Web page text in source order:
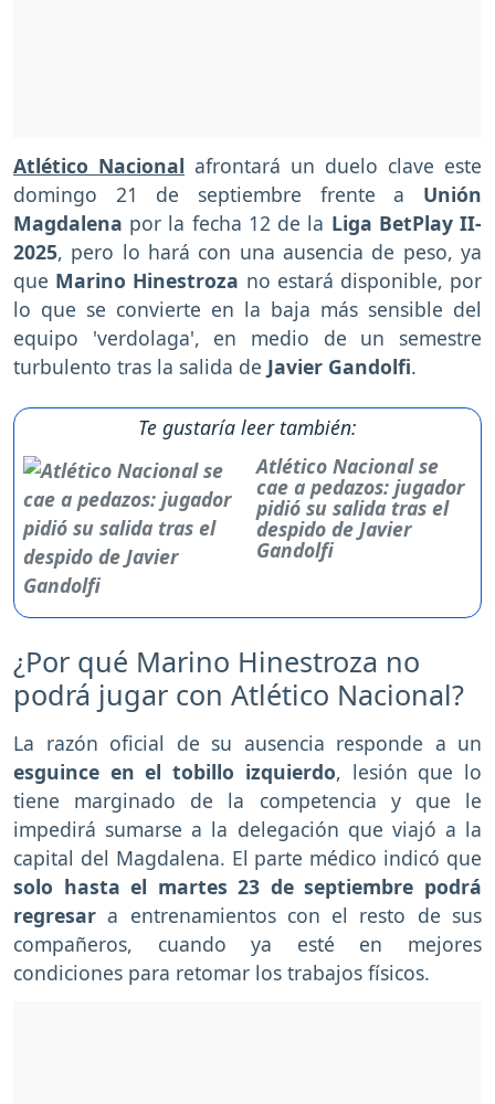
Atlético Nacional afrontará un duelo clave este
domingo 21 de septiembre frente a Unión
Magdalena por la fecha 12 de la Liga BetPlay II-
2025, pero lo hará con una ausencia de peso, ya
que Marino Hinestroza no estará disponible, por
lo que se convierte en la baja más sensible del
equipo 'verdolaga', en medio de un semestre
turbulento tras la salida de Javier Gandolfi.
Te gustaría leer también:
Atlético Nacional se
cae a pedazos: jugador
pidió su salida tras el
despido de Javier
Gandolfi
¿Por qué Marino Hinestroza no
podrá jugar con Atlético Nacional?
La razón oficial de su ausencia responde a un
esguince en el tobillo izquierdo, lesión que lo
tiene marginado de la competencia y que le
impedirá sumarse a la delegación que viajó a la
capital del Magdalena. El parte médico indicó que
solo hasta el martes 23 de septiembre podrá
regresar a entrenamientos con el resto de sus
compañeros, cuando ya esté en mejores
condiciones para retomar los trabajos físicos.